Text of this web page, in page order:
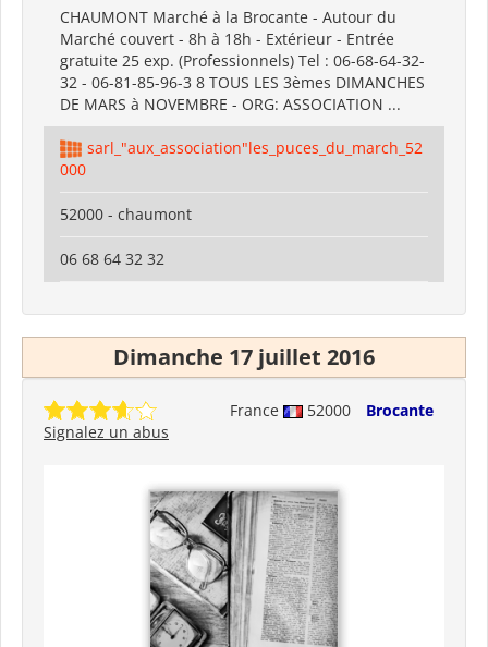
CHAUMONT Marché à la Brocante - Autour du
Marché couvert - 8h à 18h - Extérieur - Entrée
gratuite 25 exp. (Professionnels) Tel : 06-68-64-32-
32 - 06-81-85-96-3 8 TOUS LES 3èmes DIMANCHES
DE MARS à NOVEMBRE - ORG: ASSOCIATION ...
sarl_"aux_association"les_puces_du_march_52
000
52000 - chaumont
06 68 64 32 32
Dimanche 17 juillet 2016
France 52000
Brocante
Signalez un abus